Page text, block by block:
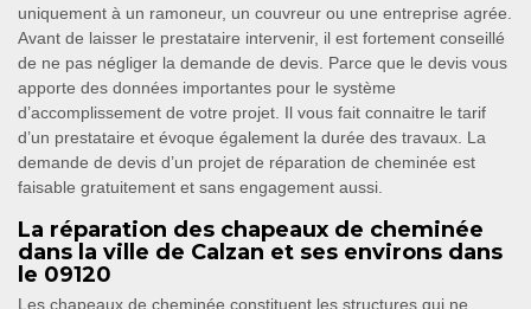
uniquement à un ramoneur, un couvreur ou une entreprise agrée.
Avant de laisser le prestataire intervenir, il est fortement conseillé
de ne pas négliger la demande de devis. Parce que le devis vous
apporte des données importantes pour le système
d’accomplissement de votre projet. Il vous fait connaitre le tarif
d’un prestataire et évoque également la durée des travaux. La
demande de devis d’un projet de réparation de cheminée est
faisable gratuitement et sans engagement aussi.
La réparation des chapeaux de cheminée
dans la ville de Calzan et ses environs dans
le 09120
Les chapeaux de cheminée constituent les structures qui ne